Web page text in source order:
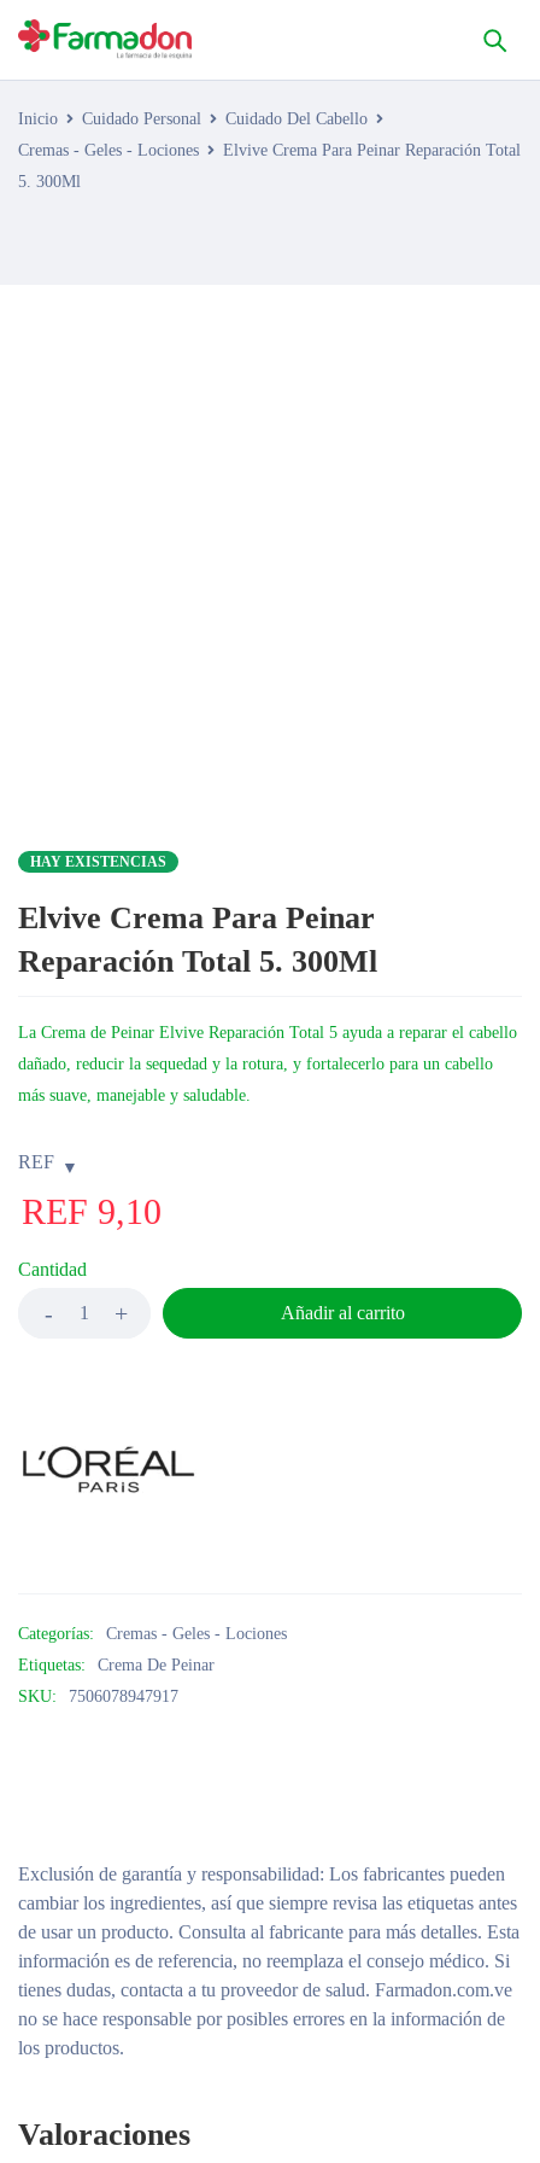
Inicio Cuidado Personal
Cuidado Del Cabello
Cremas - Geles - Lociones
Elvive Crema Para Peinar Reparación Total
5. 300Ml
HAY EXISTENCIAS
Elvive Crema Para Peinar
Reparación Total 5. 300Ml
La Crema de Peinar Elvive Reparación Total 5 ayuda a reparar el cabello
dañado, reducir la sequedad y la rotura, y fortalecerlo para un cabello
más suave, manejable y saludable.
REF
REF 9,10
Cantidad
Añadir al carrito
Categorías:
Cremas - Geles - Lociones
Etiquetas:
Crema De Peinar
SKU:
7506078947917
Exclusión de garantía y responsabilidad: Los fabricantes pueden
cambiar los ingredientes, así que siempre revisa las etiquetas antes
de usar un producto. Consulta al fabricante para más detalles. Esta
información es de referencia, no reemplaza el consejo médico. Si
tienes dudas, contacta a tu proveedor de salud. Farmadon.com.ve
no se hace responsable por posibles errores en la información de
los productos.
Valoraciones